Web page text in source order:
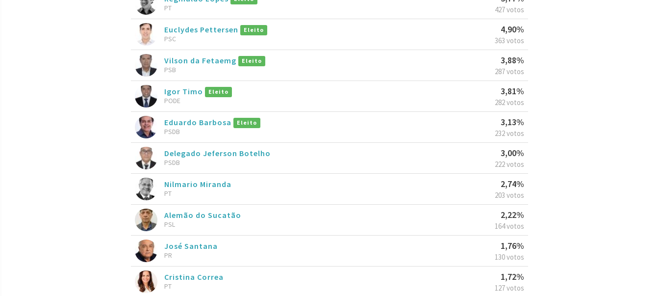
PT 427 votos
Euclydes Pettersen Eleito
PSC
4,90%
363 votos
Vilson da Fetaemg Eleito
PSB
3,88%
287 votos
Igor Timo Eleito
PODE
3,81%
282 votos
Eduardo Barbosa Eleito
PSDB
3,13%
232 votos
Delegado Jeferson Botelho
PSDB
3,00%
222 votos
Nilmario Miranda
PT
2,74%
203 votos
Alemão do Sucatão
PSL
2,22%
164 votos
José Santana
PR
1,76%
130 votos
Cristina Correa
PT
1,72%
127 votos